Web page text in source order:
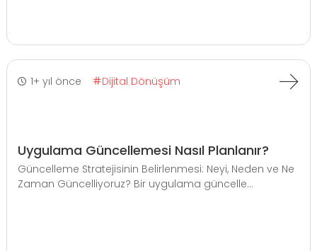
1+ yıl önce Dijital Dönüşüm
Uygulama Güncellemesi Nasıl Planlanır?
Güncelleme Stratejisinin Belirlenmesi: Neyi, Neden ve Ne
Zaman Güncelliyoruz? Bir uygulama güncelle...